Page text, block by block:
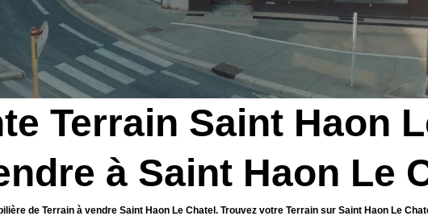
Terrain Saint Haon
à Saint Haon Le
de Terrain à vendre Saint Haon Le Chatel. Trouvez votre Terrain sur Saint Haon Le